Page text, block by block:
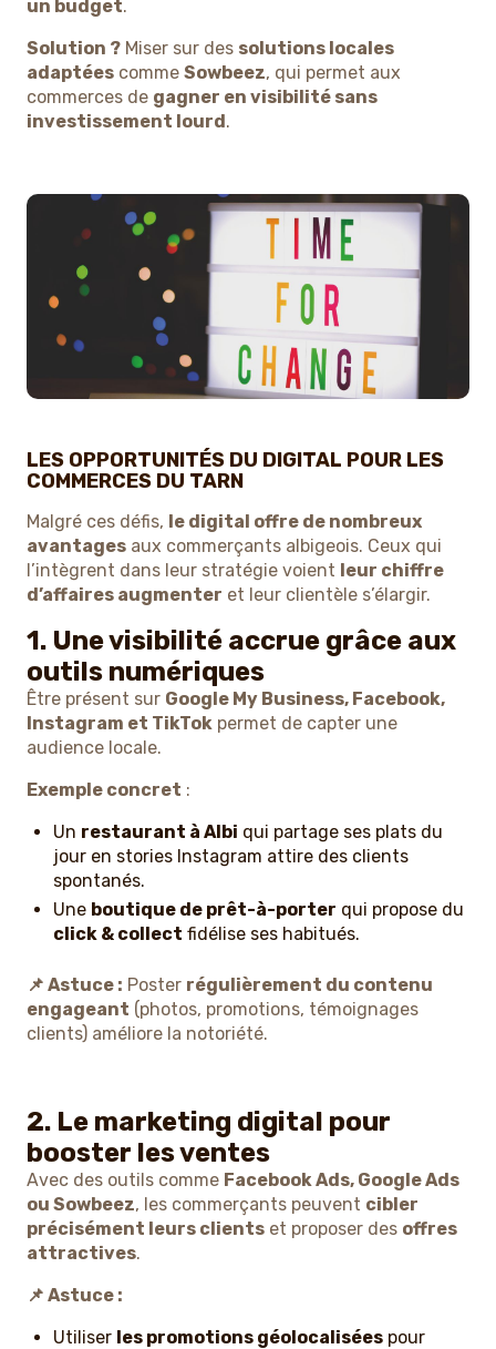
un budget.
Solution ? Miser sur des solutions locales
adaptées comme Sowbeez, qui permet aux
commerces de gagner en visibilité sans
investissement lourd.
LES OPPORTUNITÉS DU DIGITAL POUR LES
COMMERCES DU TARN
Malgré ces défis, le digital offre de nombreux
avantages aux commerçants albigeois. Ceux qui
l’intègrent dans leur stratégie voient leur chiffre
d’affaires augmenter et leur clientèle s’élargir.
1. Une visibilité accrue grâce aux
outils numériques
Être présent sur Google My Business, Facebook,
Instagram et TikTok permet de capter une
audience locale.
Exemple concret :
Un restaurant à Albi qui partage ses plats du
jour en stories Instagram attire des clients
spontanés.
Une boutique de prêt-à-porter qui propose du
click & collect fidélise ses habitués.
📌 Astuce : Poster régulièrement du contenu
engageant (photos, promotions, témoignages
clients) améliore la notoriété.
2. Le marketing digital pour
booster les ventes
Avec des outils comme Facebook Ads, Google Ads
ou Sowbeez, les commerçants peuvent cibler
précisément leurs clients et proposer des offres
attractives.
📌 Astuce :
Utiliser les promotions géolocalisées pour